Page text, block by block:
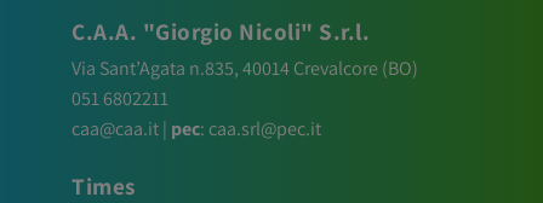
C.A.A. "Giorgio Nicoli" S.r.l.
Via Sant’Agata n.835,40014Crevalcore(BO)
051 6802211
caa@caa.it| pec: caa.srl@pec.it
Times